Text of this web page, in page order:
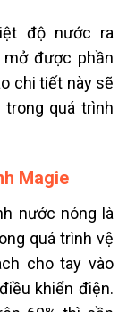
độ nước ra
được phần
chi tiết này sẽ
quá trình
Magie
nước nóng là
quá trình vệ
cho tay vào
khiển điện.